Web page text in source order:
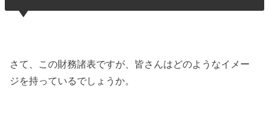
さて、この財務諸表ですが、皆さんはどのようなイメー
ジを持っているでしょうか。